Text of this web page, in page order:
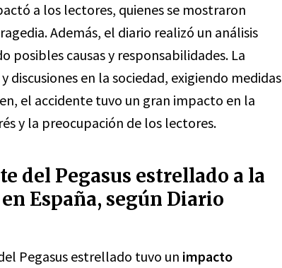
a los lectores, quienes se mostraron
Además, el diario realizó un análisis
posibles causas y responsabilidades. La
en la sociedad, exigiendo medidas
el accidente tuvo un gran impacto en la
y la preocupación de los lectores.
del Pegasus estrellado a la
España, según Diario
Pegasus estrellado tuvo un impacto